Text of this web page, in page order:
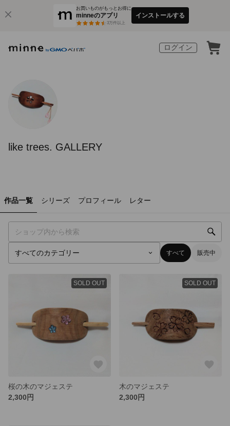
お買いものがもっとお得に
minneのアプリ
3万件以上
インストールする
ログイン
like trees. GALLERY
作品一覧 シリーズ プロフィール レター
すべて 販売中
SOLD OUT
桜の木のマジェステ
2,300円
SOLD OUT
木のマジェステ
2,300円